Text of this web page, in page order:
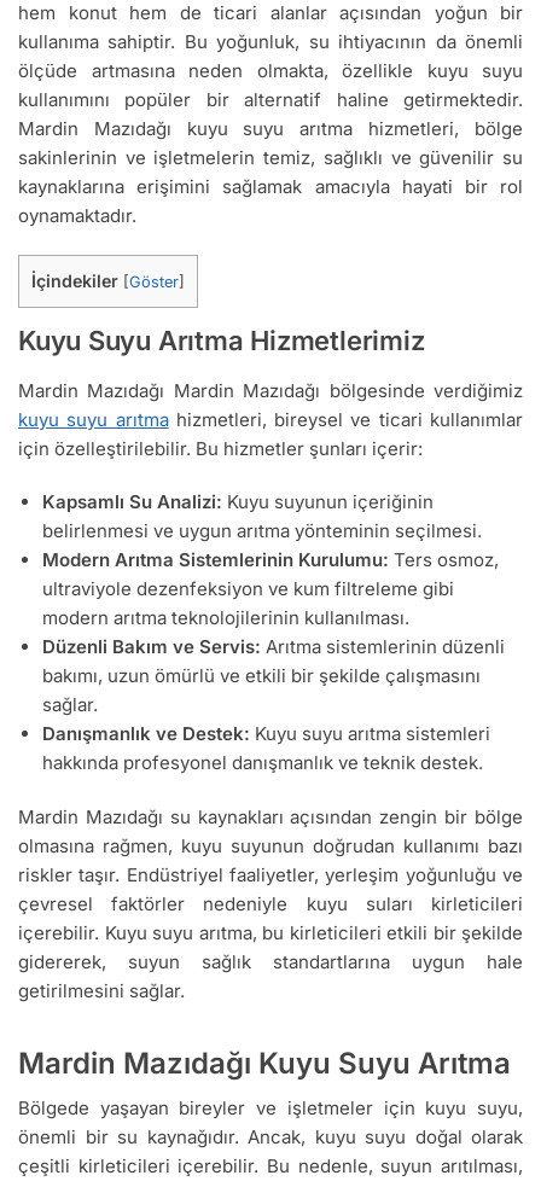
hem konut hem de ticari alanlar açısından yoğun bir
kullanıma sahiptir. Bu yoğunluk, su ihtiyacının da önemli
ölçüde artmasına neden olmakta, özellikle kuyu suyu
kullanımını popüler bir alternatif haline getirmektedir.
Mardin Mazıdağı kuyu suyu arıtma hizmetleri, bölge
sakinlerinin ve işletmelerin temiz, sağlıklı ve güvenilir su
kaynaklarına erişimini sağlamak amacıyla hayati bir rol
oynamaktadır.
İçindekiler Göster
Kuyu Suyu Arıtma Hizmetlerimiz
Mardin Mazıdağı Mardin Mazıdağı bölgesinde verdiğimiz
kuyu suyu arıtmahizmetleri, bireysel ve ticari kullanımlar
için özelleştirilebilir. Bu hizmetler şunları içerir:
Kapsamlı Su Analizi: Kuyu suyunun içeriğinin
belirlenmesi ve uygun arıtma yönteminin seçilmesi.
Modern Arıtma Sistemlerinin Kurulumu: Ters osmoz,
ultraviyole dezenfeksiyon ve kum filtreleme gibi
modern arıtma teknolojilerinin kullanılması.
Düzenli Bakım ve Servis: Arıtma sistemlerinin düzenli
bakımı, uzun ömürlü ve etkili bir şekilde çalışmasını
sağlar.
Danışmanlık ve Destek: Kuyu suyu arıtma sistemleri
hakkında profesyonel danışmanlık ve teknik destek.
Mardin Mazıdağı su kaynakları açısından zengin bir bölge
olmasına rağmen, kuyu suyunun doğrudan kullanımı bazı
riskler taşır. Endüstriyel faaliyetler, yerleşim yoğunluğu ve
çevresel faktörler nedeniyle kuyu suları kirleticileri
içerebilir. Kuyu suyu arıtma, bu kirleticileri etkili bir şekilde
gidererek, suyun sağlık standartlarına uygun hale
getirilmesini sağlar.
Mardin Mazıdağı Kuyu Suyu Arıtma
Bölgede yaşayan bireyler ve işletmeler için kuyu suyu,
önemli bir su kaynağıdır. Ancak, kuyu suyu doğal olarak
çeşitli kirleticileri içerebilir. Bu nedenle, suyun arıtılması,